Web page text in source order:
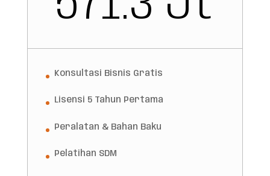
Konsultasi Bisnis Gratis
Lisensi 5 Tahun Pertama
Peralatan & Bahan Baku
Pelatihan SDM